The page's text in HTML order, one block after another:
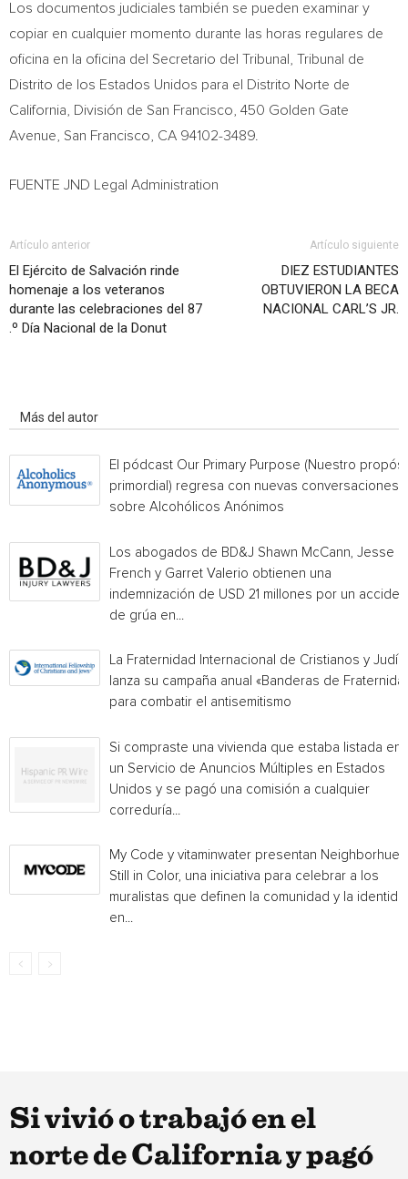
Los documentos judiciales también se pueden examinar y
copiar en cualquier momento durante las horas regulares de
oficina en la oficina del Secretario del Tribunal, Tribunal de
Distrito de los Estados Unidos para el Distrito Norte de
California , División de San Francisco , 450 Golden Gate
Avenue, San Francisco, CA 94102-3489.
FUENTE JND Legal Administration
Artículo anterior
El Ejército de Salvación rinde
homenaje a los veteranos
durante las celebraciones del 87
.º Día Nacional de la Donut
Artículo siguiente
DIEZ ESTUDIANTES
OBTUVIERON LA BECA
NACIONAL CARL’S JR.
Más del autor
El pódcast Our Primary Purpose (Nuestro
primordial) regresa con nuevas conversaciones
sobre Alcohólicos Anónimos
Los abogados de BD&J Shawn McCann, Jesse
French y Garret Valerio obtienen una
indemnización de USD 21 millones por un
de grúa en...
La Fraternidad Internacional de Cristianos y
lanza su campaña anual «Banderas de
para combatir el antisemitismo
Si compraste una vivienda que estaba listada en
un Servicio de Anuncios Múltiples en Estados
Unidos y se pagó una comisión a cualquier
correduría...
My Code y vitaminwater presentan Neighborhue:
Still in Color, una iniciativa para celebrar a los
muralistas que definen la comunidad y la
en...
Si vivió o trabajó en el
norte de California y pagó